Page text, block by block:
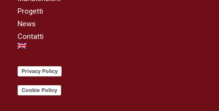
Progetti
News
Contatti
Privacy Policy
Cookie Policy